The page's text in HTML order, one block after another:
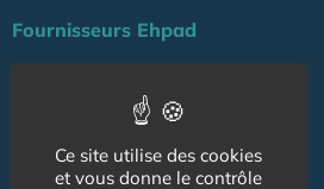
Fournisseurs Ehpad
Réglementation
OutilsCe site utilise des cookies
et vous donne le contrôle